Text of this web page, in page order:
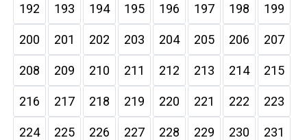
192 193 194 195 196 197 198 199
200 201 202 203 204 205 206 207
208 209 210 211 212 213 214 215
216 217 218 219 220 221 222 223
224 225 226 227 228 229 230 231